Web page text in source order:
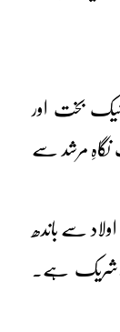
نیک بخت اور
نگاہِ مرشد سے
سے باندھ
لاشریک ہے۔